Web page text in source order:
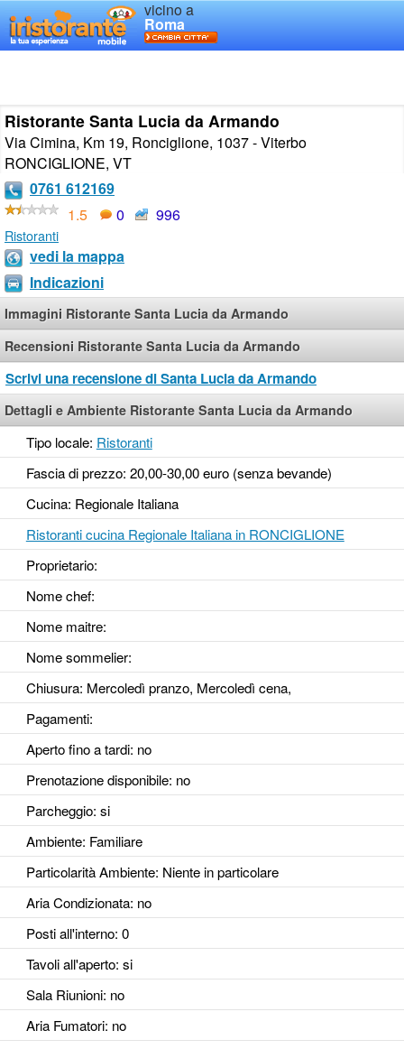
vicino a
Roma
Ristorante Santa Lucia da Armando
Via Cimina, Km 19, Ronciglione, 1037 - Viterbo
RONCIGLIONE, VT
0761 612169
1.5
0 996
Ristoranti
vedi la mappa
Indicazioni
Immagini Ristorante Santa Lucia da Armando
Recensioni Ristorante Santa Lucia da Armando
Scrivi una recensione di Santa Lucia da Armando
Dettagli e Ambiente Ristorante Santa Lucia da Armando
Tipo locale: Ristoranti
Fascia di prezzo: 20,00-30,00 euro (senza bevande)
Cucina: Regionale Italiana
Ristoranti cucina Regionale Italiana in RONCIGLIONE
Proprietario:
Nome chef:
Nome maitre:
Nome sommelier:
Chiusura: Mercoledì pranzo, Mercoledì cena,
Pagamenti:
Aperto fino a tardi: no
Prenotazione disponibile: no
Parcheggio: si
Ambiente: Familiare
Particolarità Ambiente: Niente in particolare
Aria Condizionata: no
Posti all'interno: 0
Tavoli all'aperto: si
Sala Riunioni: no
Aria Fumatori: no